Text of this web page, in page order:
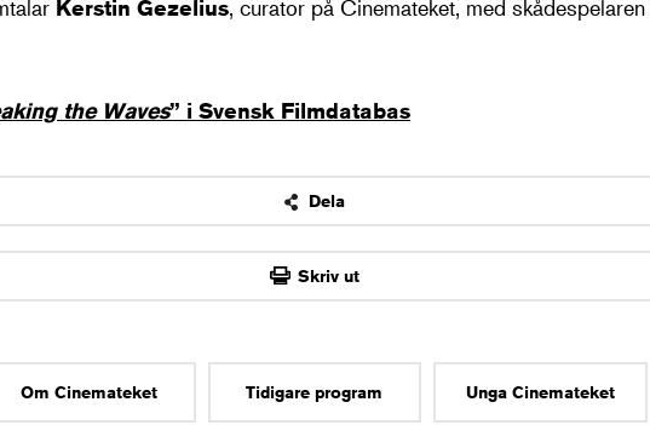
Kerstin Gezelius, curator på Cinemateket, med skådespelaren
the Waves” i Svensk Filmdatabas
Dela
OK
Skriv ut
Om Cinemateket Tidigare program Unga Cinemateket